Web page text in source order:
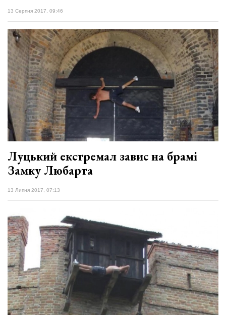
13 Серпня 2017, 09:46
Луцький екстремал завис на брамі
Замку Любарта
13 Липня 2017, 07:13